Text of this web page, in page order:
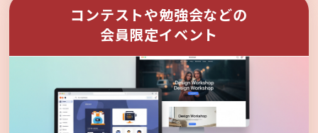
コンテストや勉強会などの
会員限定イベント